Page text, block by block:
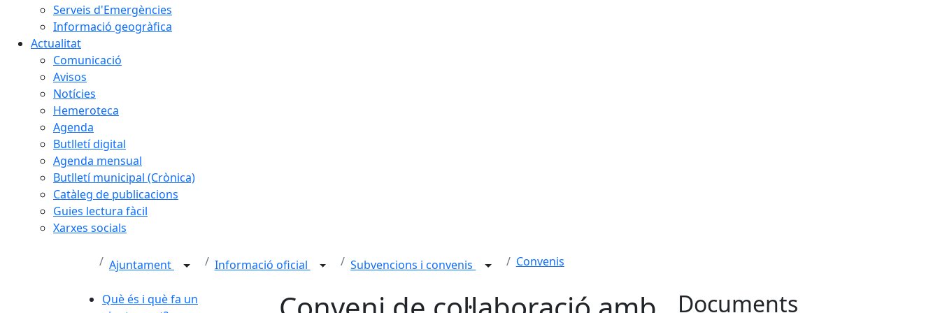
Serveis d'Emergències
Informació geogràfica
Actualitat
Comunicació
Avisos
Notícies
Hemeroteca
Agenda
Butlletí digital
Agenda mensual
Butlletí municipal (Crònica)
Catàleg de publicacions
Guies lectura fàcil
Xarxes socials
Ajuntament Informació oficial Subvencions i convenis Convenis
Què és i què fa un
Documents